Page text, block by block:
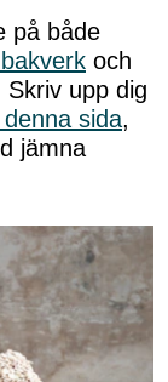
på både
och
Skriv upp dig
sida,
jämna